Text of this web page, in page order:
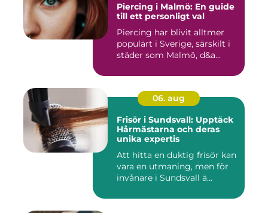
Piercing i Malmö: En guide
till ett personligt val
Piercing har blivit alltmer
populärt i Sverige, särskilt i
städer som Malmö, d&a...
06. aug
Frisör i Sundsvall: Upptäck
Hårmästarna och deras
unika expertis
Att hitta en duktig frisör kan
vara en utmaning, men för
invånare i Sundsvall ä...